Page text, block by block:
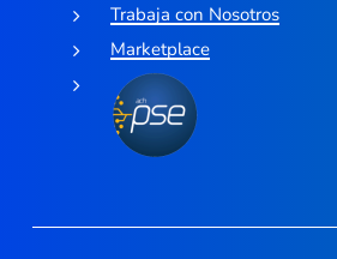
Trabaja con Nosotros
Marketplace